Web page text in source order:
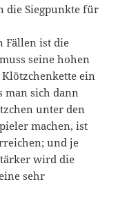
die Siegpunkte für
Fällen ist die
seine hohen
ein
man sich dann
unter den
machen, ist
und je
wird die
sehr